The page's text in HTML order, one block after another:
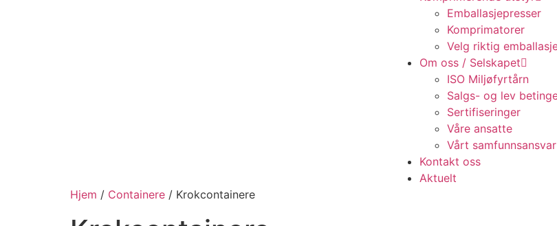
Emballasjepresser
Komprimatorer
Velg riktig
Om oss / Selskapet
ISO Miljøfyrtårn
Salgs- og lev
Sertifiseringer
Våre ansatte
Vårt samfunnsansvar
Kontakt oss
Aktuelt
Hjem / Containere / Krokcontainere